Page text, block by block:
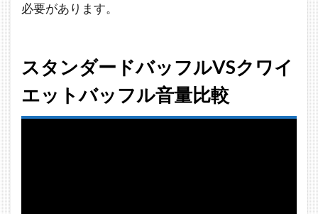
必要があります。
スタンダードバッフルVSクワイ
エットバッフル音量比較